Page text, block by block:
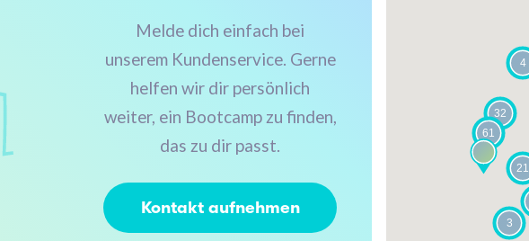
Melde dich einfach bei
unserem Kundenservice. Gerne
helfen wir dir persönlich
weiter, ein Bootcamp zu finden,
das zu dir passt.
Kontakt aufnehmen